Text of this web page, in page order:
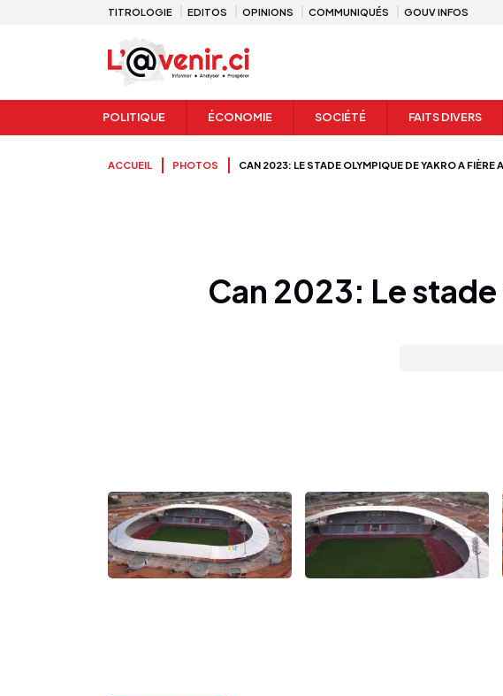
TITROLOGIE EDITOS OPINIONS COMMUNIQUÉS GOUV INFOS
POLITIQUE ÉCONOMIE SOCIÉTÉ FAITS DIVERS
ACCUEIL PHOTOS CAN 2023: LE STADE OLYMPIQUE DE YAKRO A FIÈRE
Can 2023: Le